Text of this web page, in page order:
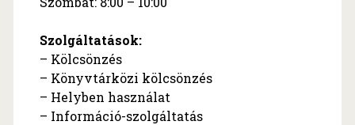
Szolgáltatások:
– Kölcsönzés
– Könyvtárközi kölcsönzés
– Helyben használat
– Információ-szolgáltatás